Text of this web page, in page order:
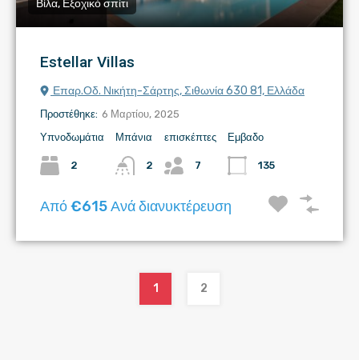
Βίλα, Εξοχικό σπίτι
Estellar Villas
Επαρ.Οδ. Νικήτη-Σάρτης, Σιθωνία 630 81, Ελλάδα
Προστέθηκε: 6 Μαρτίου, 2025
Υπνοδωμάτια
2
Μπάνια
2
επισκέπτες
7
Εμβαδο
135
Από €615 Ανά διανυκτέρευση
1 2